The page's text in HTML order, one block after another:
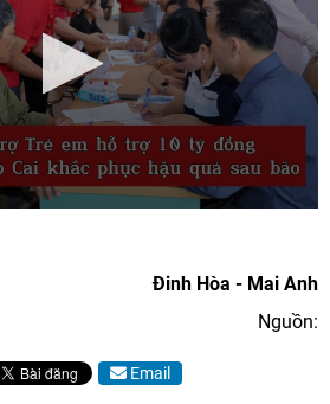
Đinh Hòa - Mai Anh
Nguồn:
Email